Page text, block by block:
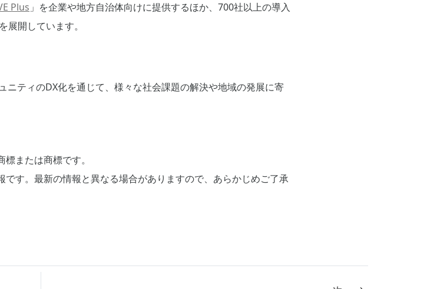
Plus 」を企業や地方自治体向けに提供するほか、700社以上の導入
展開しています。
ニティのDX化を通じて、様々な社会課題の解決や地域の発展に寄
または商標です。
す。最新の情報と異なる場合がありますので、あらかじめご了承